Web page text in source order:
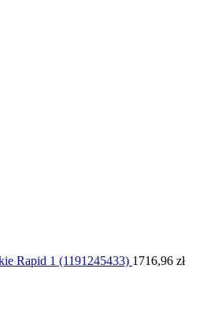
Rapid 1 (1191245433) 1716,96 zł